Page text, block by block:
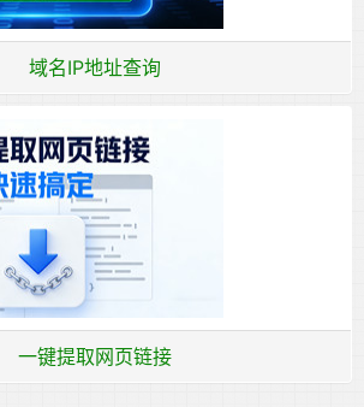
域名IP地址查询
一键提取网页链接